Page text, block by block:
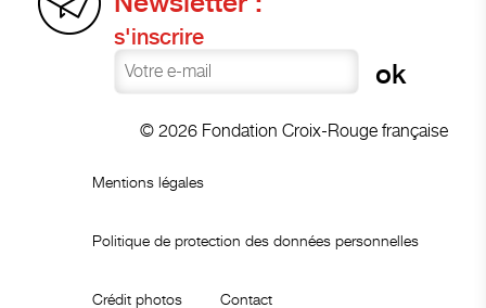
s'inscrire
© 2026 Fondation Croix-Rouge française
Mentions légales
Politique de protection des données personnelles
Crédit photos Contact